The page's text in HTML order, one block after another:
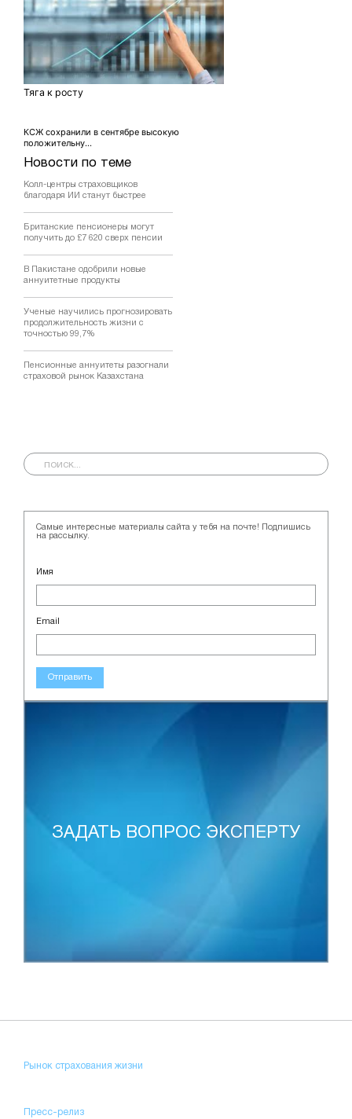
Новости по теме
Колл-центры страховщиков
благодаря ИИ станут быстрее
Британские пенсионеры могут
получить до £7 620 сверх пенсии
В Пакистане одобрили новые
аннуитетные продукты
Ученые научились прогнозировать
продолжительность жизни с
точностью 99,7%
Пенсионные аннуитеты разогнали
страховой рынок Казахстана
Тяга к росту
КСЖ сохранили в сентябре высокую
положительну...
Самые интересные материалы сайта у тебя на почте! Подпишись
на рассылку.
Имя
Email
Отправить
ЗАДАТЬ ВОПРОС ЭКСПЕРТУ
Рынок страхования жизни
Пресс-релиз